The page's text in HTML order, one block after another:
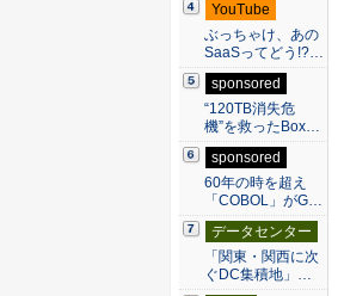
YouTube
ぶっちゃけ、あの
SaaSってどう!?…
sponsored
“120TB消失危
機”を救ったBox…
sponsored
60年の時を超え
「COBOL」がG…
データセンター
「関東・関西に次
ぐDC集積地」…